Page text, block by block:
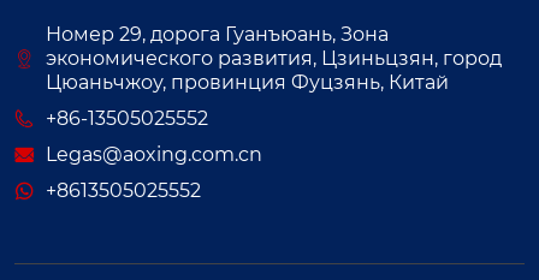
Номер 29, дорога Гуанъюань, Зона
экономического развития, Цзиньцзян, город
Цюаньчжоу, провинция Фуцзянь, Китай
+86-13505025552
Legas@aoxing.com.cn
+8613505025552